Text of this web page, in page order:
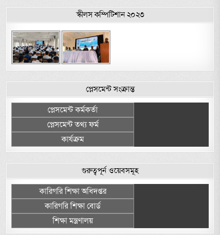
স্কীলস কম্পিটিশান ২০২৩
প্লেসমেন্ট সংক্রান্ত
প্লেসমেন্ট কর্মকর্তা
প্লেসমেন্ট তথ্য ফর্ম
কার্যক্রম
গুরুত্বপূর্ন ওয়েবসমূহ
কারিগরি শিক্ষা অধিদপ্তর
কারিগরি শিক্ষা বোর্ড
শিক্ষা মন্ত্রণালয়